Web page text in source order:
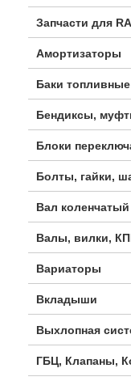
Запчасти для
Амортизаторы
Баки
Бендиксы,
Блоки
Болты, гайки,
Вал коленчатый
Валы, вилки,
Вариаторы
Вкладыши
Выхлопная
ГБЦ, Клапаны,